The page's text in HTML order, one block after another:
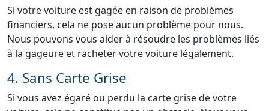
Si votre voiture est gagée en raison de problèmes
financiers, cela ne pose aucun problème pour nous.
Nous pouvons vous aider à résoudre les problèmes liés
à la gageure et racheter votre voiture légalement.
4. Sans Carte Grise
Si vous avez égaré ou perdu la carte grise de votre